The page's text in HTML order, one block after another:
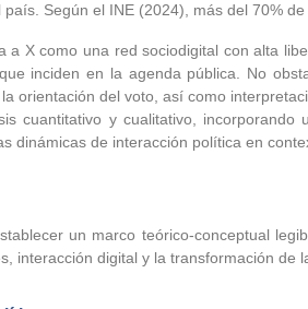
país. Según el INE (2024), más del 70%
a X como una red sociodigital con alta
inciden en la agenda pública. No
orientación del voto, así como
cuantitativo y cualitativo,
dinámicas de interacción política en
un marco teórico-conceptual
interacción digital y la transformación de